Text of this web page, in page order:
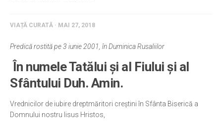
Artă sacră
Noi și Biserica
Ortodox în diaspora
VIAȚĂ CURATĂ · MAI 27, 2018
Predică rostită pe 3 iunie 2001, în Duminica Rusaliilor
În numele Tatălui şi al Fiului şi al
Sfântului Duh. Amin.
Vrednicilor de iubire dreptmăritori creştini în Sfânta Biserică a
Domnului nostru Iisus Hristos,